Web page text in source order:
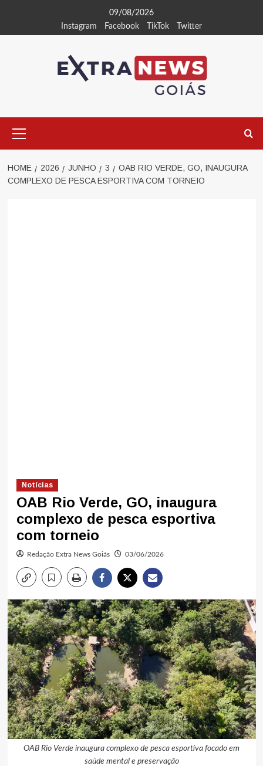
09/08/2026
Instagram
Facebook TikTok Twitter
Menu
HOME 2026 JUNHO 3
OAB RIO VERDE, GO, INAUGURA
COMPLEXO DE PESCA ESPORTIVA COM TORNEIO
Notícias
OAB Rio Verde, GO, inaugura
complexo de pesca esportiva
com torneio
Redação Extra News Goiás 03/06/2026
OAB Rio Verde inaugura complexo de pesca esportiva focado em
saúde mental e preservação